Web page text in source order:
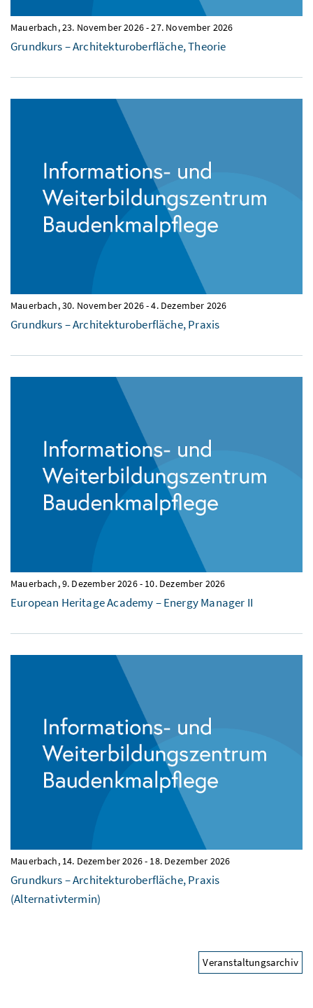
Mauerbach,23. November 2026-27. November 2026
Grundkurs – Architekturoberfläche, Theorie
Mauerbach,30. November 2026-4. Dezember 2026
Grundkurs – Architekturoberfläche, Praxis
Mauerbach,9. Dezember 2026- 10. Dezember 2026
European Heritage Academy – Energy Manager II
Mauerbach, 14. Dezember 2026- 18. Dezember 2026
Grundkurs – Architekturoberfläche, Praxis
(Alternativtermin)
Veranstaltungsarchiv